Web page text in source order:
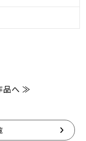
品へ ≫